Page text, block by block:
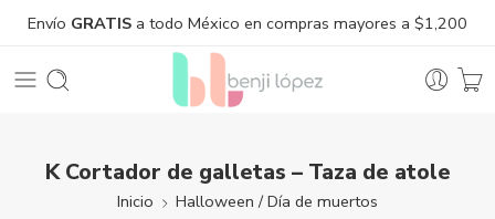
Envío GRATIS a todo México en compras mayores a $1,200
K Cortador de galletas – Taza de atole
Inicio Halloween / Día de muertos